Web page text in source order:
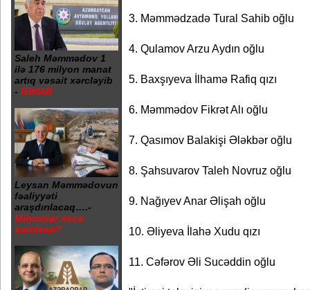
Saleh Məmmədov 1
ilə 176 milyon manat
artıq vəsait xərcləyib
- RƏSMİ
Leysan Məmmədovun
fəaliyyəti
araşdırılacaq….-
Milyonlar necə
xərclənir?
3. Məmmədzadə Tural Sahib oğlu
4. Qulamov Arzu Aydın oğlu
5. Baxşıyeva İlhamə Rafiq qızı
6. Məmmədov Fikrət Alı oğlu
7. Qasımov Balakişi Ələkbər oğlu
8. Şahsuvarov Taleh Novruz oğlu
9. Nağıyev Anar Əlişah oğlu
10. Əliyeva İlahə Xudu qızı
11. Cəfərov Əli Sucəddin oğlu